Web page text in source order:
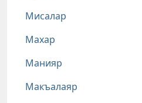
Мисалар
Махар
Манияр
Макъалаяр